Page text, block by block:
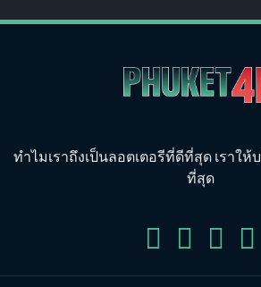
ทำไมเราถึงเป็นลอตเตอรีที่ดีที่สุด เราใ
ที่สุด